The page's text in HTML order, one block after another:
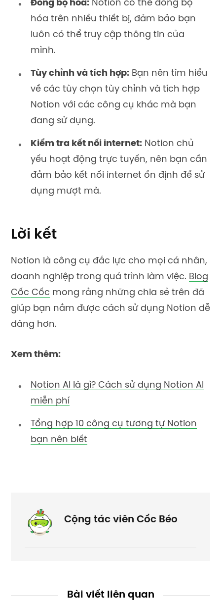
Đồng bộ hóa: Notion có thể đồng bộ
hóa trên nhiều thiết bị, đảm bảo bạn
luôn có thể truy cập thông tin của
mình.
Tùy chỉnh và tích hợp: Bạn nên tìm hiểu
về các tùy chọn tùy chỉnh và tích hợp
Notion với các công cụ khác mà bạn
đang sử dụng.
Kiểm tra kết nối internet: Notion chủ
yếu hoạt động trực tuyến, nên bạn cần
đảm bảo kết nối internet ổn định để sử
dụng mượt mà.
Lời kết
Notion là công cụ đắc lực cho mọi cá nhân,
doanh nghiệp trong quá trình làm việc. Blog
Cốc Cốc mong rằng những chia sẻ trên đã
giúp bạn nắm được cách sử dụng Notion dễ
dàng hơn.
Xem thêm:
Notion AI là gì? Cách sử dụng Notion AI
miễn phí
Tổng hợp 10 công cụ tương tự Notion
bạn nên biết
Cộng tác viên Cốc Béo
Bài viết liên quan